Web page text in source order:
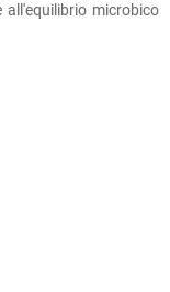
microbico